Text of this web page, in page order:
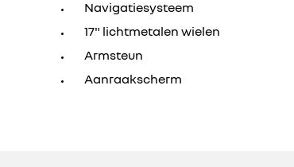
Navigatiesysteem
17" lichtmetalen wielen
Armsteun
Aanraakscherm